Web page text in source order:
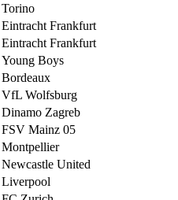
Torino
Eintracht Frankfurt
Eintracht Frankfurt
Young Boys
Bordeaux
VfL Wolfsburg
Dinamo Zagreb
FSV Mainz 05
Montpellier
Newcastle United
Liverpool